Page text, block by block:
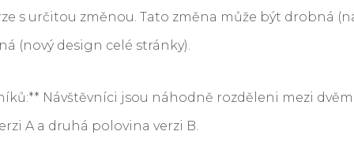
s určitou změnou. Tato změna může být drobná
(nový design celé stránky).
Návštěvníci jsou náhodně rozděleni mezi
A a druhá polovina verzi B.